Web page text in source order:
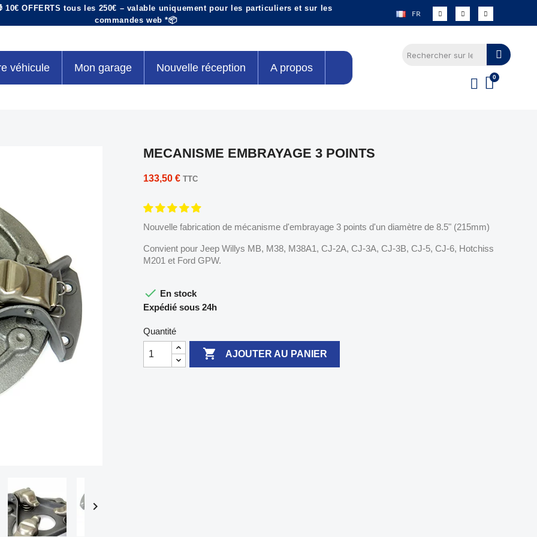
10€ OFFERTS tous les 250€ – valable uniquement pour les particuliers et sur les
commandes web *📦
FR
véhicule Mon garage Nouvelle réception A propos

MECANISME EMBRAYAGE 3 POINTS
133,50 € TTC
Nouvelle fabrication de mécanisme d'embrayage 3 points d'un diamètre de 8.5" (215mm)
Convient pour Jeep Willys MB, M38, M38A1, CJ-2A, CJ-3A, CJ-3B, CJ-5, CJ-6, Hotchiss
M201 et Ford GPW.
 En stock
Expédié sous 24h
Quantité
 AJOUTER AU PANIER